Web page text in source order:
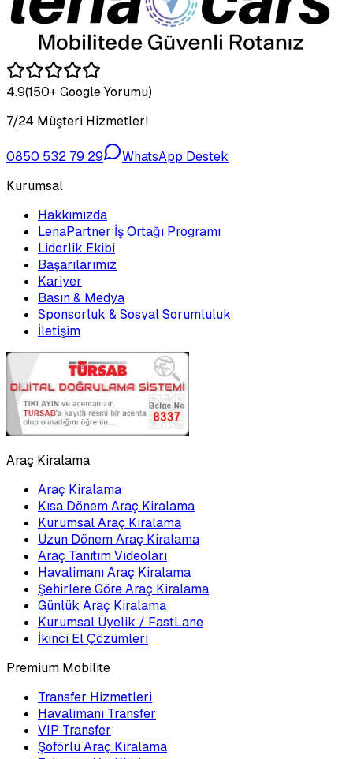
4.9(150+ Google Yorumu)
7/24 Müşteri Hizmetleri
0850 532 79 29
WhatsApp Destek
Kurumsal
Hakkımızda
LenaPartner İş Ortağı Programı
Liderlik Ekibi
Başarılarımız
Kariyer
Basın & Medya
Sponsorluk & Sosyal Sorumluluk
İletişim
Araç Kiralama
Araç Kiralama
Kısa Dönem Araç Kiralama
Kurumsal Araç Kiralama
Uzun Dönem Araç Kiralama
Araç Tanıtım Videoları
Havalimanı Araç Kiralama
Şehirlere Göre Araç Kiralama
Günlük Araç Kiralama
Kurumsal Üyelik / FastLane
İkinci El Çözümleri
Premium Mobilite
Transfer Hizmetleri
Havalimanı Transfer
VIP Transfer
Şoförlü Araç Kiralama